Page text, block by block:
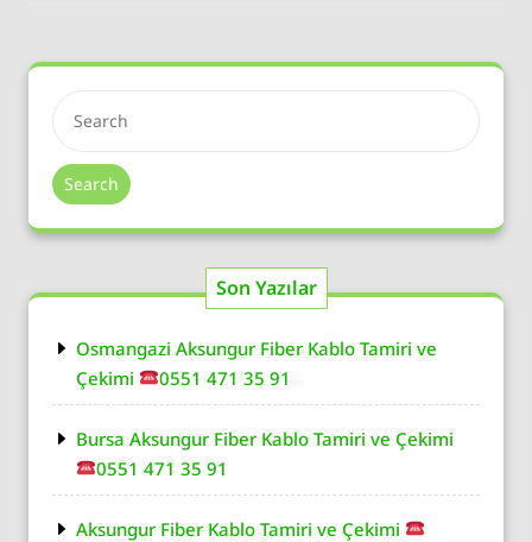
Search
Son Yazılar
Osmangazi Aksungur Fiber Kablo Tamiri ve
Çekimi
0551 471 35 91
Bursa Aksungur Fiber Kablo Tamiri ve Çekimi
0551 471 35 91
Aksungur Fiber Kablo Tamiri ve Çekimi